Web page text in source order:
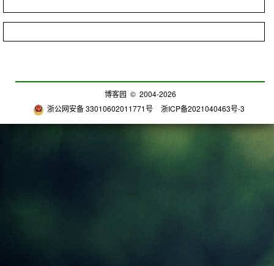
博客园 © 2004-2026
浙公网安备 33010602011771号
浙ICP备2021040463号-3